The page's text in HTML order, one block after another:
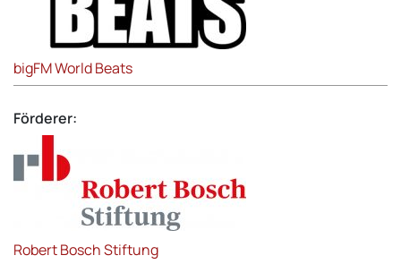
bigFM World Beats
Förderer:
Robert Bosch Stiftung